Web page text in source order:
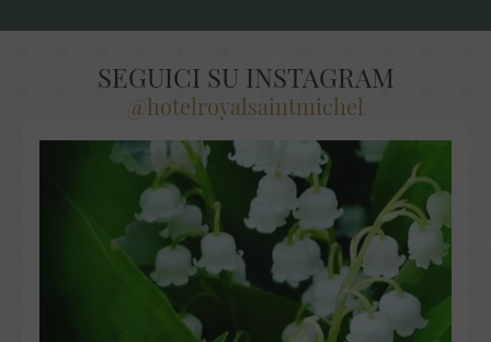
SEGUICI SU INSTAGRAM
@hotelroyalsaintmichel